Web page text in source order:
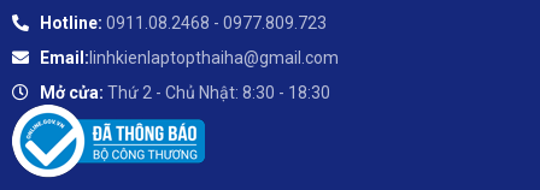
Hotline: 0911.08.2468 - 0977.809.723
Email: linhkienlaptopthaiha@gmail.com
Mở cửa: Thứ 2 - Chủ Nhật: 8:30 - 18:30